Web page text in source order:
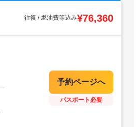
往復 / 燃油費等込み¥76,360
パスポート必要